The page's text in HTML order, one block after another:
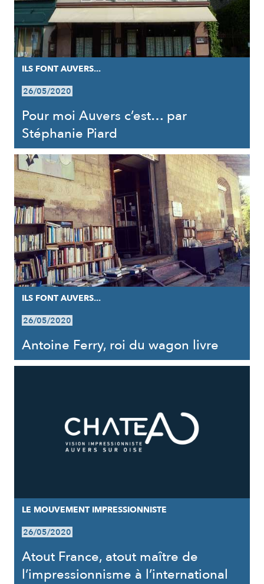
ILS FONT AUVERS...
26/05/2020
Pour moi Auvers c’est… par
Stéphanie Piard
ILS FONT AUVERS...
26/05/2020
Antoine Ferry, roi du wagon livre
LE MOUVEMENT IMPRESSIONNISTE
26/05/2020
Atout France, atout maître de
l’impressionnisme à l’international